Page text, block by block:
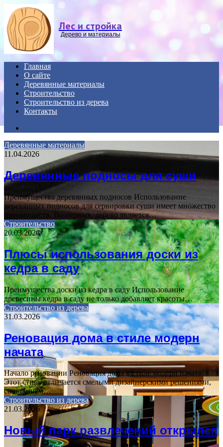
Лес и стройка
Дерево и материалы
Главная
О сайте
Деревянные материалы
Строительство
Строительство из дерева
Контакты
Деревянные материалы
11.04.2026
Деревянные подносы для суши
Преимущества деревянных подносов Использование
деревянных подносов для сервировки суши имеет множество
преимуществ. Во-первых, дерево является…
Строительство
20.03.2026
Плюсы использования доски из
кедра в саду
Преимущества доски из кедра в саду Использование
древесины кедра в саду не только добавляет красоты…
Строительство из дерева
31.03.2026
Реновация дома в стиле модерн
начата
Начало реновации Реновация дома в стиле модерн начата!
Этот стиль отличается смелыми дизайнерскими решениями,
сочетанием…
Строительство из дерева
21.03.2026
Новый парк развлечений открылся